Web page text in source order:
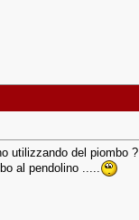
utilizzando del piombo ?
al pendolino .....